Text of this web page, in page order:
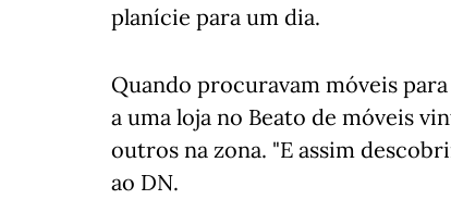
planície para um dia.
Quando procuravam móveis
a uma loja no Beato de móveis
outros na zona. "E assim
ao DN.